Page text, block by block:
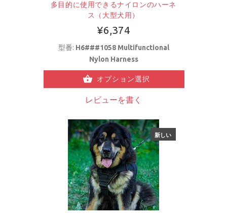
多目的に使用できるナイロンのハーネ
ス（大型犬用）
¥6,374
型番: H6###1058 Multifunctional
Nylon Harness
オプション選択
レビューを書く
新しい